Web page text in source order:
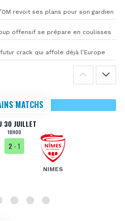
revoit ses plans pour son gardien
offensif se prépare en coulisses
crack qui affole déjà l’Europe
MATCHS
30 JUILLET
18H00
2 - 1
NIMES